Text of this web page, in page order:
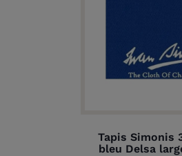
Tapis Simonis
bleu Delsa